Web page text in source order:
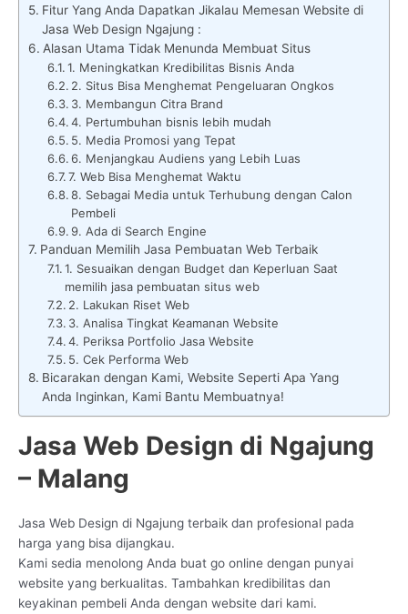
Fitur Yang Anda Dapatkan Jikalau Memesan Website di
Jasa Web Design Ngajung :
Alasan Utama Tidak Menunda Membuat Situs
1. Meningkatkan Kredibilitas Bisnis Anda
2. Situs Bisa Menghemat Pengeluaran Ongkos
3. Membangun Citra Brand
4. Pertumbuhan bisnis lebih mudah
5. Media Promosi yang Tepat
6. Menjangkau Audiens yang Lebih Luas
7. Web Bisa Menghemat Waktu
8. Sebagai Media untuk Terhubung dengan Calon
Pembeli
9. Ada di Search Engine
Panduan Memilih Jasa Pembuatan Web Terbaik
1. Sesuaikan dengan Budget dan Keperluan Saat
memilih jasa pembuatan situs web
2. Lakukan Riset Web
3. Analisa Tingkat Keamanan Website
4. Periksa Portfolio Jasa Website
5. Cek Performa Web
Bicarakan dengan Kami, Website Seperti Apa Yang
Anda Inginkan, Kami Bantu Membuatnya!
Jasa Web Design di Ngajung
– Malang
Jasa Web Design di Ngajung terbaik dan profesional pada
harga yang bisa dijangkau.
Kami sedia menolong Anda buat go online dengan punyai
website yang berkualitas. Tambahkan kredibilitas dan
keyakinan pembeli Anda dengan website dari kami.